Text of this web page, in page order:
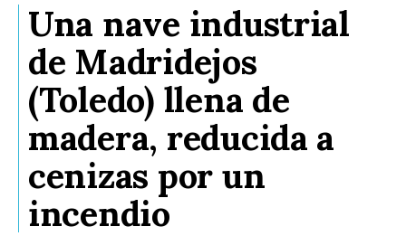
Una nave industrial
de Madridejos
(Toledo) llena de
madera, reducida a
cenizas por un
incendio